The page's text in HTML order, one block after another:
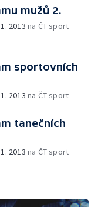
mužů 2.
2013 na ČT sport
sportovních
2013 na ČT sport
tanečních
2013 na ČT sport